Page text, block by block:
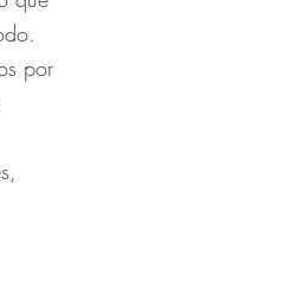
por